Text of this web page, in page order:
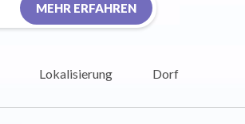
MEHR ERFAHREN
Lokalisierung Dorf